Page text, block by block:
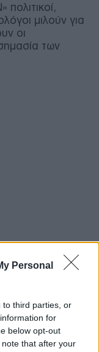
Personal
to third parties, or
for
below opt-out
that after your
μιλούν για
οι
των